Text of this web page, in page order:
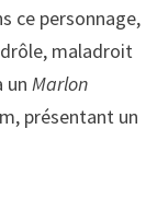
ce personnage,
maladroit
un Marlon
présentant un